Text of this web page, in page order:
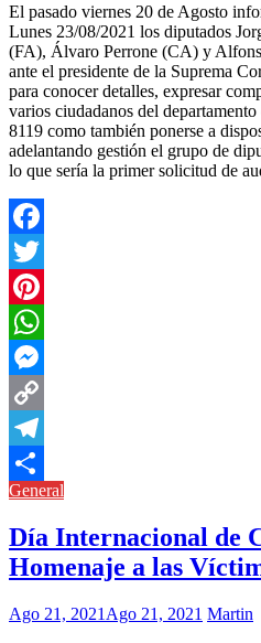
El pasado viernes 20 de Agosto
Lunes 23/08/2021 los diputados
(FA), Álvaro Perrone (CA) y
ante el presidente de la Suprema
para conocer detalles, expresar
varios ciudadanos del
8119 como también ponerse a
adelantando gestión el grupo de
lo que sería la primer solicitud de
Facebook
Twitter
Pinterest
WhatsApp
Messenger
Copy
Link
Telegram
Compartir
General
Día Internacional de
Homenaje a las
Ago 21, 2021 Ago 21, 2021 Martin